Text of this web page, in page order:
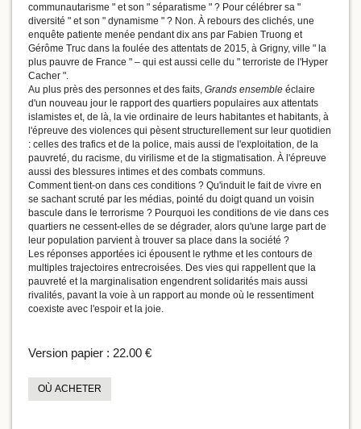
communautarisme " et son " séparatisme " ? Pour célébrer sa "
diversité " et son " dynamisme " ? Non. À rebours des clichés, une
enquête patiente menée pendant dix ans par Fabien Truong et
Gérôme Truc dans la foulée des attentats de 2015, à Grigny, ville " la
plus pauvre de France " – qui est aussi celle du " terroriste de l'Hyper
Cacher ".
Au plus près des personnes et des faits, Grands ensemble éclaire
d'un nouveau jour le rapport des quartiers populaires aux attentats
islamistes et, de là, la vie ordinaire de leurs habitantes et habitants, à
l'épreuve des violences qui pèsent structurellement sur leur quotidien
: celles des trafics et de la police, mais aussi de l'exploitation, de la
pauvreté, du racisme, du virilisme et de la stigmatisation. À l'épreuve
aussi des blessures intimes et des combats communs.
Comment tient-on dans ces conditions ? Qu'induit le fait de vivre en
se sachant scruté par les médias, pointé du doigt quand un voisin
bascule dans le terrorisme ? Pourquoi les conditions de vie dans ces
quartiers ne cessent-elles de se dégrader, alors qu'une large part de
leur population parvient à trouver sa place dans la société ?
Les réponses apportées ici épousent le rythme et les contours de
multiples trajectoires entrecroisées. Des vies qui rappellent que la
pauvreté et la marginalisation engendrent solidarités mais aussi
rivalités, pavant la voie à un rapport au monde où le ressentiment
coexiste avec l'espoir et la joie.
Version papier : 22.00 €
OÙ ACHETER